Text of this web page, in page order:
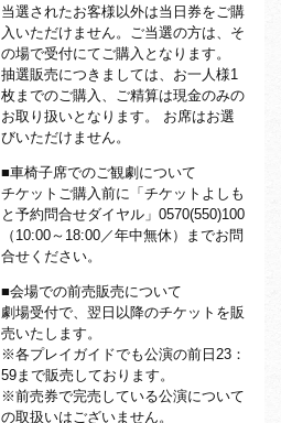
当選されたお客様以外は当日券をご購
入いただけません。ご当選の方は、そ
の場で受付にてご購入となります。
抽選販売につきましては、お一人様1
枚までのご購入、ご精算は現金のみの
お取り扱いとなります。 お席はお選
びいただけません。
■車椅子席でのご観劇について
チケットご購入前に「チケットよしも
と予約問合せダイヤル」0570(550)100
（10:00～18:00／年中無休）までお問
合せください。
■会場での前売販売について
劇場受付で、翌日以降のチケットを販
売いたします。
※各プレイガイドでも公演の前日23：
59まで販売しております。
※前売券で完売している公演について
の取扱いはございません。